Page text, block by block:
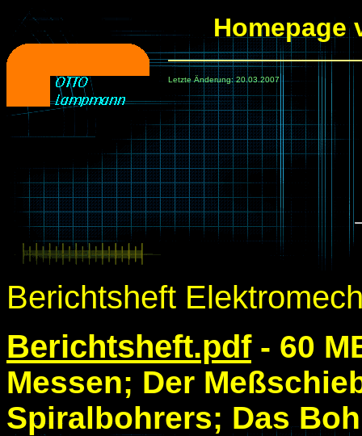
Design by
Holger Heinemann
Homepage
Letzte Änderung: 20.03.2007
Berichtsheft
Berichtsheft.pdf - 60
Messen; Der
Spiralbohrers; Das